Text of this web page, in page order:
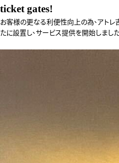
ticket gates!
お客様の更なる利便性向上の為、アト
たに設置し、サービス提供を開始しました